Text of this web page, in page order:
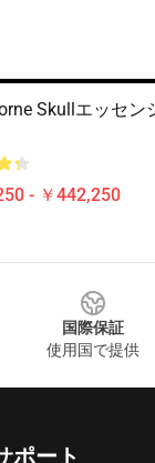
Skullエッセン
- ￥442,250
国際保証
使用国で提供
ポート